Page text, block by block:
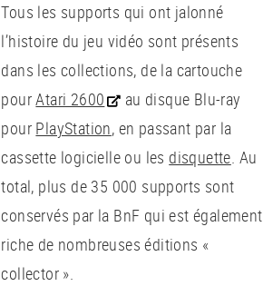
Tous les supports qui ont jalonné
l’histoire du jeu vidéo sont présents
dans les collections, de la cartouche
pourAtari 2600
au disque Blu-ray
pour PlayStation, en passant par la
cassette logicielle ou les disquette. Au
total, plus de 35 000 supports sont
conservés par la BnF qui est également
riche de nombreuses éditions «
collector ».